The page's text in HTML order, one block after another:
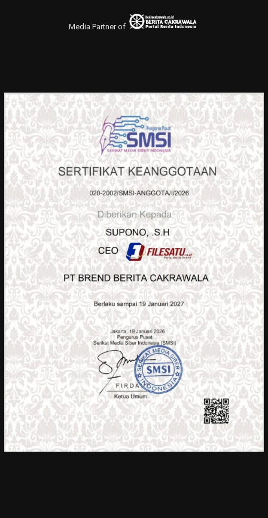
Media Partner of